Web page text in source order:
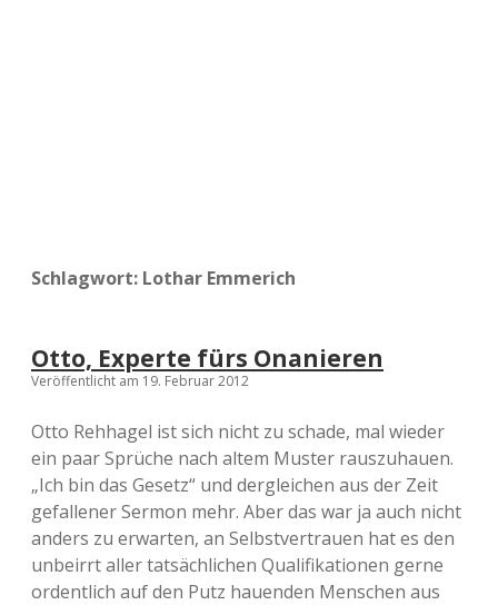
Schlagwort: Lothar Emmerich
Otto, Experte fürs Onanieren
Veröffentlicht am 19. Februar 2012
Otto Rehhagel ist sich nicht zu schade, mal wieder
ein paar Sprüche nach altem Muster rauszuhauen.
„Ich bin das Gesetz“ und dergleichen aus der Zeit
gefallener Sermon mehr. Aber das war ja auch nicht
anders zu erwarten, an Selbstvertrauen hat es den
unbeirrt aller tatsächlichen Qualifikationen gerne
ordentlich auf den Putz hauenden Menschen aus